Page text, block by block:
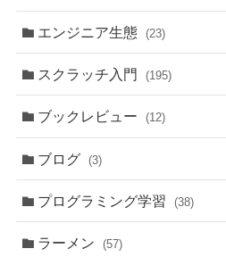
エンジニア生態 (23)
スクラッチ入門 (195)
ブックレビュー (12)
ブログ (3)
プログラミング学習 (38)
ラーメン (57)